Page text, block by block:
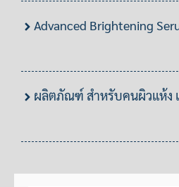
Advanced Brightening
ผลิตภัณฑ์ สำหรับคนผิวแห้ง